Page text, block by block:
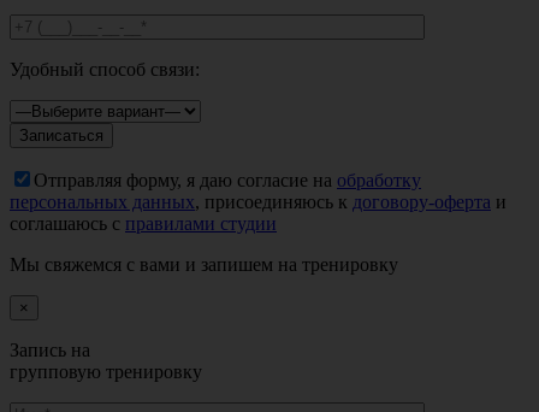
Удобный способ связи:
Отправляя форму, я даю согласие на обработку
персональных данных, присоединяюсь к договору-оферта и
соглашаюсь с правилами студии
Мы свяжемся с вами и запишем на тренировку
×
Запись на
групповую тренировку